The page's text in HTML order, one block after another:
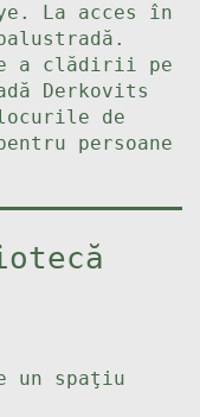
La acces în
a clădirii pe
Derkovits
de
persoane
un spaţiu